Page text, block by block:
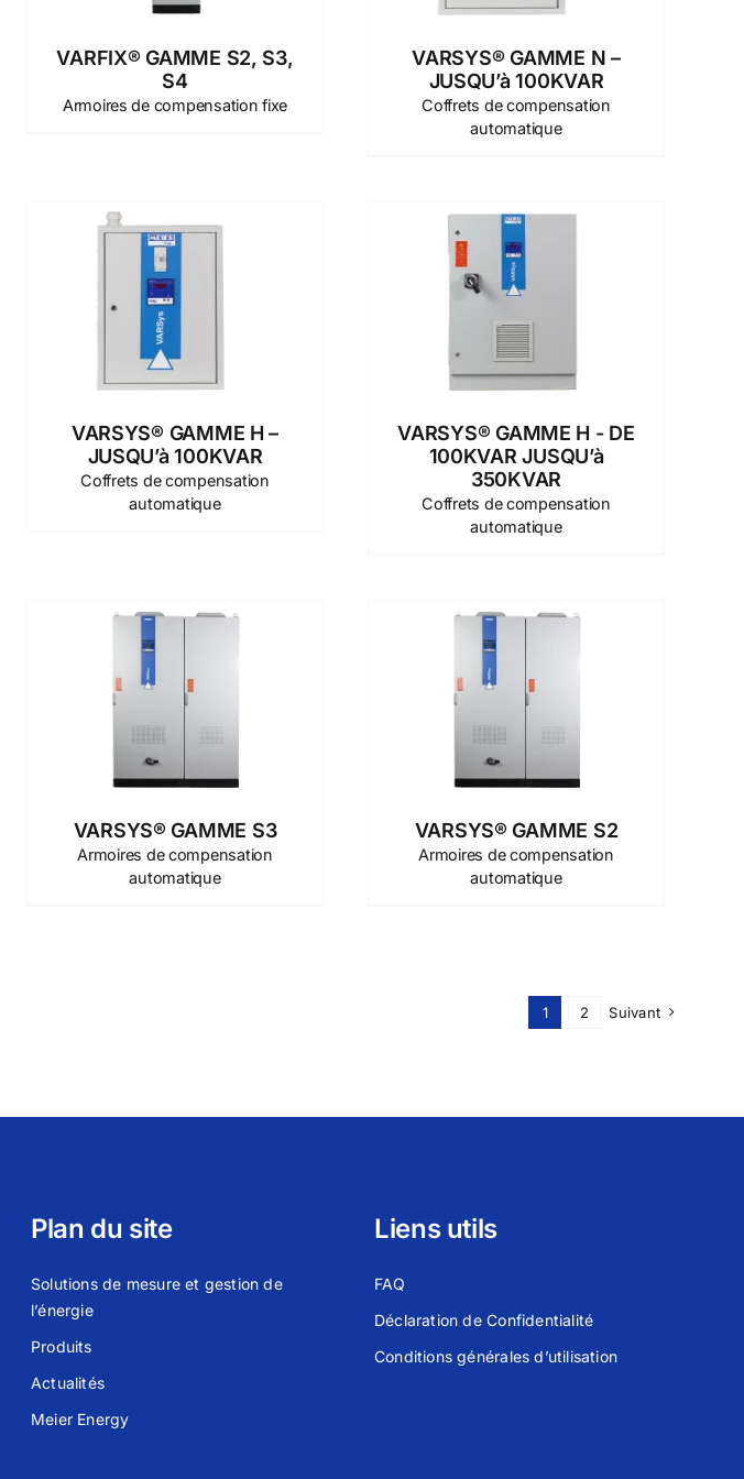
VARFIX® GAMME S2, S3,
S4
Armoires de compensation fixe
VARSYS® GAMME N –
JUSQU’à 100KVAR
Coffrets de compensation
automatique
VARSYS® GAMME H –
JUSQU’à 100KVAR
Coffrets de compensation
automatique
VARSYS® GAMME H - DE
100KVAR JUSQU’à
350KVAR
Coffrets de compensation
automatique
VARSYS® GAMME S3
Armoires de compensation
automatique
VARSYS® GAMME S2
Armoires de compensation
automatique
1 2 Suivant
Plan du site
Solutions de mesure et gestion de
l’énergie
Produits
Actualités
Meier Energy
Liens utils
FAQ
Déclaration de Confidentialité
Conditions générales d’utilisation